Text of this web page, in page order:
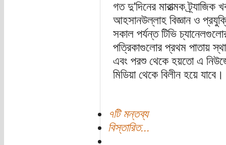
গত দু'দিনের মারাত্মক ট্র্যাজিক
আহসানউল্লাহ বিজ্ঞান ও
সকাল পর্যন্ত টিভি
পত্রিকাগুলোর প্রথম পাতায়
এবং পরশু থেকে হয়তো এ
মিডিয়া থেকে বিলীন হয়ে
৭টি মন্তব্য
বিস্তারিত...